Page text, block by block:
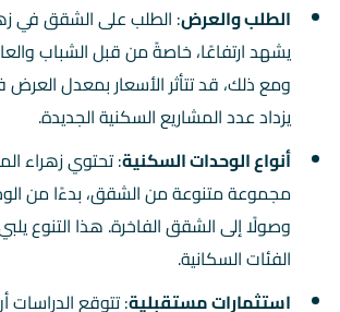
الطلب والعرض: الطلب على الشقق في
يشهد ارتفاعًا، خاصةً من قبل الشباب
ومع ذلك، قد تتأثر الأسعار بمعدل
يزداد عدد المشاريع السكنية الجديدة.
أنواع الوحدات السكنية: تحتوي زهراء
مجموعة متنوعة من الشقق، بدءًا من
وصولًا إلى الشقق الفاخرة. هذا التنوع
الفئات السكانية.
استثمارات مستقبلية: تتوقع الدراسات